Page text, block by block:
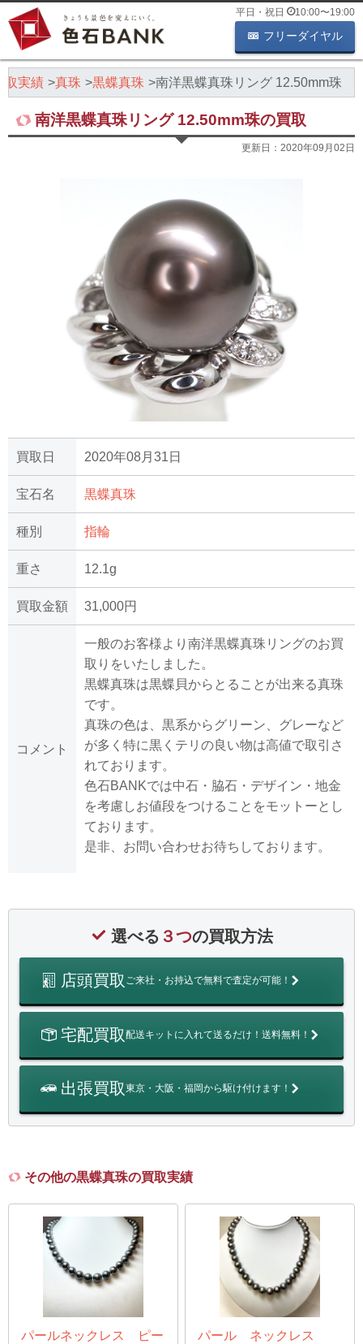
平日・祝日 10:00〜19:00
フリーダイヤル
取実績 真珠 黒蝶真珠 南洋黒蝶真珠リング 12.50mm珠
南洋黒蝶真珠リング 12.50mm珠の買取
更新日： 2020年09月02日
買取日 2020年08月31日
宝石名 黒蝶真珠
種別 指輪
重さ 12.1g
買取金額 31,000円
コメント
一般のお客様より南洋黒蝶真珠リングのお買
取りをいたしました。
黒蝶真珠は黒蝶貝からとることが出来る真珠
です。
真珠の色は、黒系からグリーン、グレーなど
が多く特に黒くテリの良い物は高値で取引さ
れております。
色石BANKでは中石・脇石・デザイン・地金
を考慮しお値段をつけることをモットーとし
ております。
是非、お問い合わせお待ちしております。
選べる ３つの買取方法
店頭買取 ご来社・お持込で無料で査定が可能！
宅配買取配送キットに入れて送るだけ！送料無料！
出張買取東京・大阪・福岡から駆け付けます！
その他の黒蝶真珠の買取実績
パールネックレス ピー
パール ネックレス